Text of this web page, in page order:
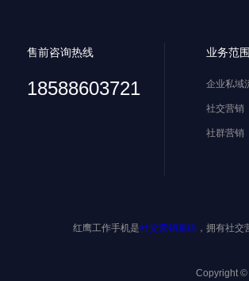
售前咨询热线
18588603721
业务范
企业私域
社交营销
社群营销
红鹰工作手机是社交营销系统 ，拥有社
Copyright ©